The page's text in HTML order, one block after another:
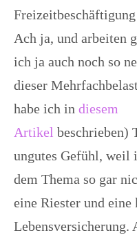
Ach ja, und arbeiten
ich ja auch noch so
dieser
habe ich in diesem
Artikel beschrieben)
ungutes Gefühl, weil
dem Thema so gar
eine Riester und eine